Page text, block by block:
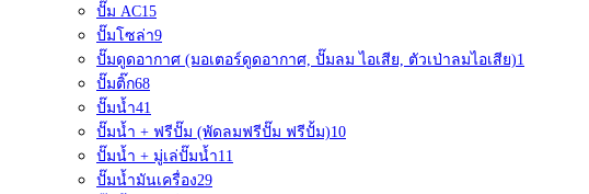
ปั๊ม AC15
ปั๊มโซล่า9
ปั๊มดูดอากาศ (มอเตอร์ดูดอากาศ, ปั๊มลม ไอเสีย, ตัวเป่าลมไอเสีย)1
ปั๊มติ๊ก68
ปั๊มน้ำ41
ปั๊มน้ำ + ฟรีปั๊ม (พัดลมฟรีปั๊ม ฟรีปั้ม)10
ปั๊มน้ำ + มู่เล่ปั๊มน้ำ11
ปั๊มน้ำมันเครื่อง29